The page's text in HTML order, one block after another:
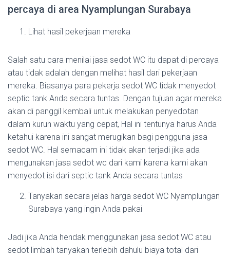
percaya di area Nyamplungan Surabaya
Lihat hasil pekerjaan mereka
Salah satu cara menilai jasa sedot WC itu dapat di percaya
atau tidak adalah dengan melihat hasil dari pekerjaan
mereka. Biasanya para pekerja sedot WC tidak menyedot
septic tank Anda secara tuntas. Dengan tujuan agar mereka
akan di panggil kembali untuk melakukan penyedotan
dalam kurun waktu yang cepat, Hal ini tentunya harus Anda
ketahui karena ini sangat merugikan bagi pengguna jasa
sedot WC. Hal semacam ini tidak akan terjadi jika ada
mengunakan jasa sedot wc dari kami karena kami akan
menyedot isi dari septic tank Anda secara tuntas
Tanyakan secara jelas harga sedot WC Nyamplungan
Surabaya yang ingin Anda pakai
Jadi jika Anda hendak menggunakan jasa sedot WC atau
sedot limbah tanyakan terlebih dahulu biaya total dari